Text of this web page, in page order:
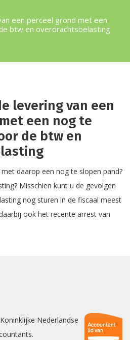
een perceel grond met een
btw en overdrachtsbelasting
levering van een
een nog te
de btw en
daarop een nog te slopen pand?
Misschien kunt u de gevolgen
nog sturen in de fiscaal meest
ook het recente arrest van
Nederlandse